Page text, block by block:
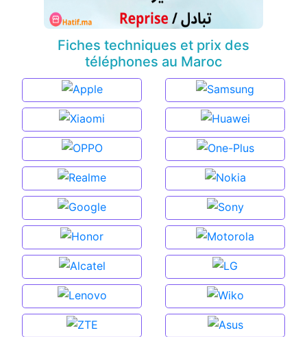
Fiches techniques et prix des
téléphones au Maroc